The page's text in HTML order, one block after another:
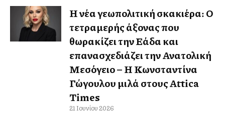
Η νέα γεωπολιτική σκακιέρα: Ο
τετραμερής άξονας που
θωρακίζει την Ελλάδα και
επανασχεδιάζει την Ανατολική
Μεσόγειο – Η Κωνσταντίνα
Γώγουλου μιλά στους Attica
Times
21 Ιουνίου 2026